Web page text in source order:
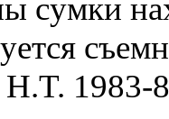
сумки
1983-8